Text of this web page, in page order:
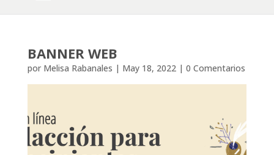
BANNER WEB
por Melisa Rabanales | May 18, 2022| 0 Comentarios